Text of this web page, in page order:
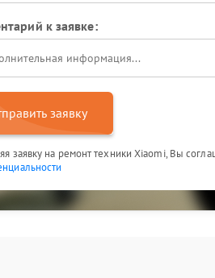
к заявке:
заявку
заявку на ремонт техники Xiaomi, Вы